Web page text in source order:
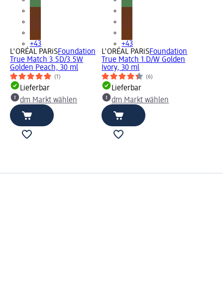
+43
L'ORÉAL PARiSFoundation
True Match 3.5D/3.5W
Golden Peach, 30 ml
(1)
Lieferbar
dm Markt wählen
+43
L'ORÉAL PARiSFoundation
True Match 1.D/W Golden
Ivory, 30 ml
(6)
Lieferbar
dm Markt wählen